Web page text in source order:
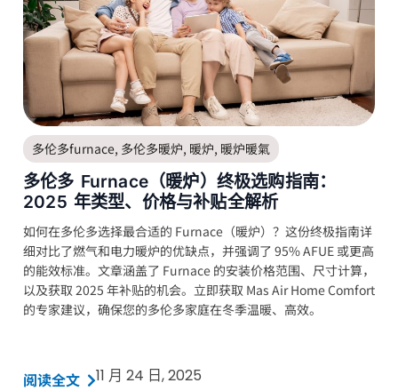
多伦多furnace, 多伦多暖炉, 暖炉, 暖炉暖氣
多伦多 Furnace（暖炉）终极选购指南：
2025 年类型、价格与补贴全解析
如何在多伦多选择最合适的 Furnace（暖炉）？这份终极指南详
细对比了燃气和电力暖炉的优缺点，并强调了 95% AFUE 或更高
的能效标准。文章涵盖了 Furnace 的安装价格范围、尺寸计算，
以及获取 2025 年补贴的机会。立即获取 Mas Air Home Comfort
的专家建议，确保您的多伦多家庭在冬季温暖、高效。
阅读全文 11 月 24 日, 2025